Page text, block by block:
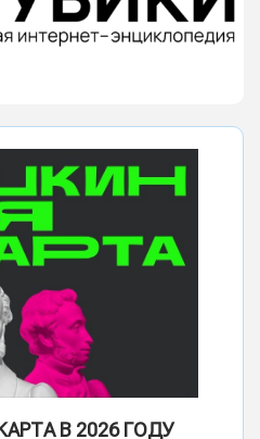
В 2026 ГОДУ